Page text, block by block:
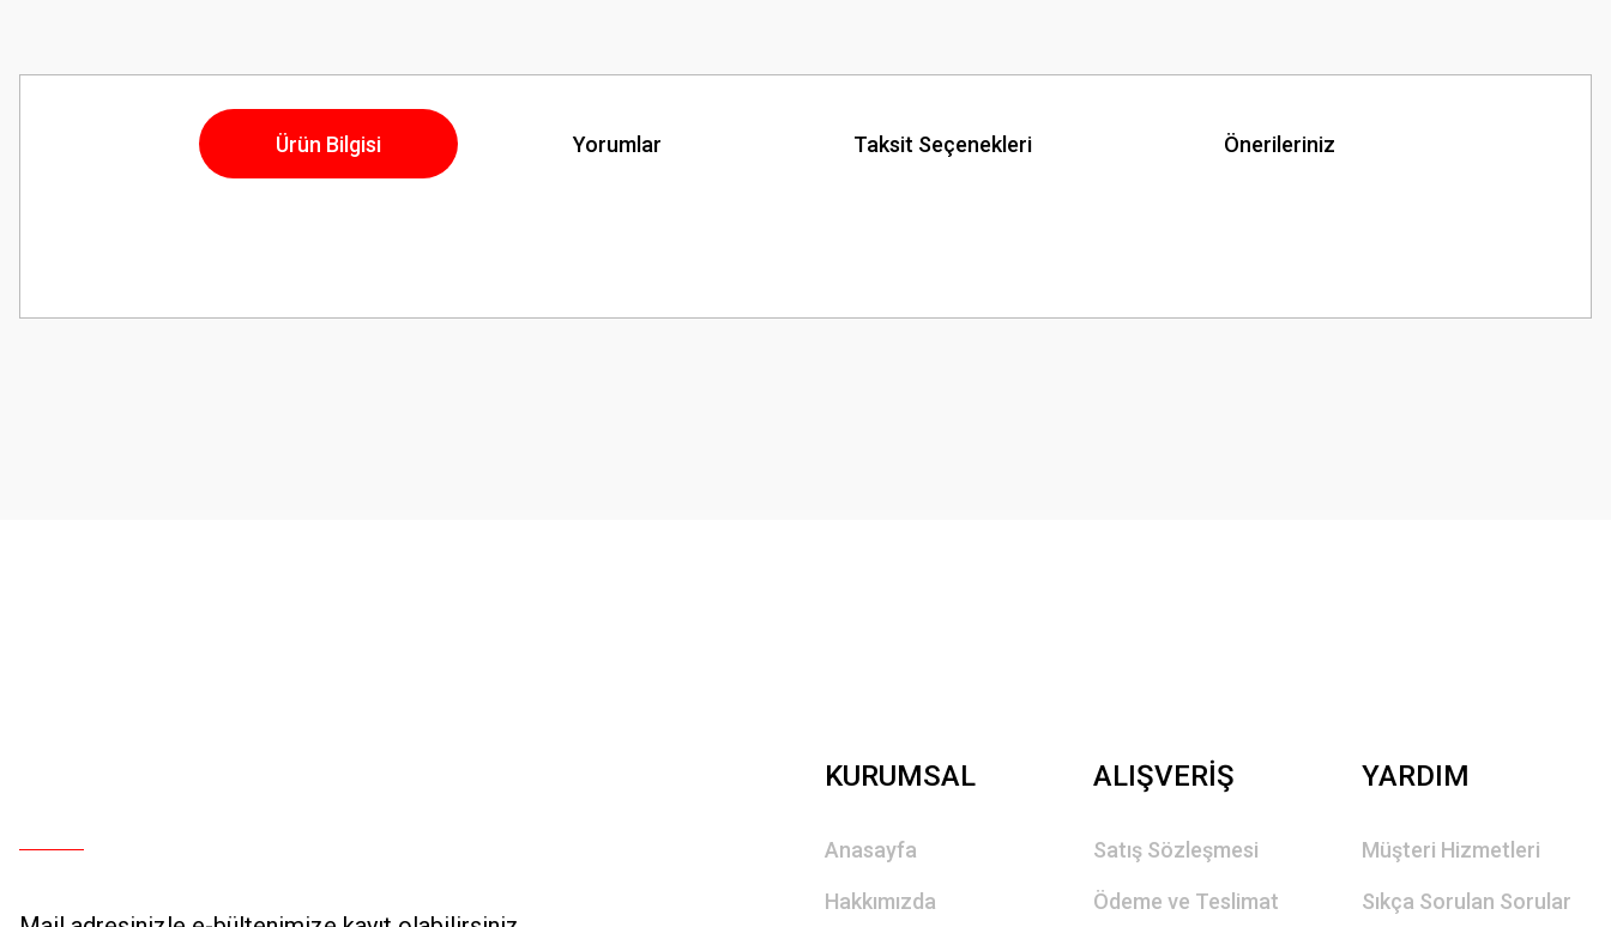
Ürün Bilgisi Yorumlar Taksit Seçenekleri Önerileriniz
Görüş ve önerileriniz için teşekkür ederiz.
KURUMSAL
Anasayfa
Hakkımızda
ALIŞVERİŞ
Satış Sözleşmesi
Ödeme ve Teslimat
YARDIM
Müşteri Hizmetleri
Sıkça Sorulan Sorular